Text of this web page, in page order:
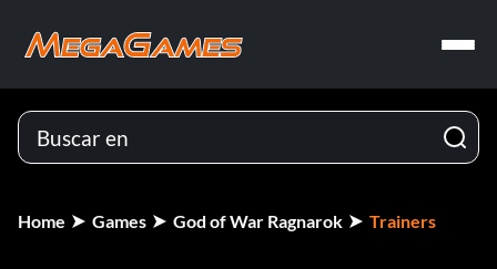
Home Games God of War Ragnarok Trainers